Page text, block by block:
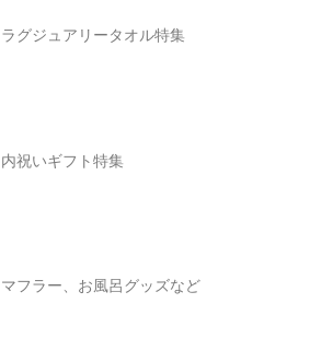
ラグジュアリータオル特集
内祝いギフト特集
マフラー、お風呂グッズなど